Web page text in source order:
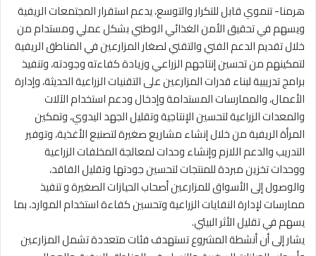
هرمنا- تنموي قابل للتكرار والتوسع، يدعم استقرار المجتمعات الريفية
ويسهم في تحقيق الأمن الغذائي الوطني بشكل عملي ومستدام من
خلال تقديم الدعم الفني والتقني لصغار المزارعين في المناطق الريفية
لتمكينهم من تحسين إنتاجهم الزراعي وزيادة كفاءته وجودته، وتنفيذ
برامج تدريبية لبناء قدرات المزارعين على التقنيات الزراعية الحديثة، وإدارة
الأعمال، والممارسات المستدامة وإدخال ودعم استخدام الآلات
والمعدات الزراعية لتحسين الإنتاجية وتقليل الجهد اليدوي، وتمكين
المرأة الريفية من خلال إنشاء مشاريع صغيرة لتصنيع الأغذية، وتوفير
التدريب والدعم اللازم وإنشاء وحدات لمعالجة المخلفات الزراعية
ووحدات تخزين مبردة للمنتجات لتحسين جودتها وتقليل الفاقد،
والوصول إلى الأسواق للمزارعين أصحاب الحيازات الصغيرة و تنفيذ
ممارسات لإدارة النفايات الزراعية وتحسين كفاءة استخدام الموارد، بما
يسهم في تقليل الأثر البيئي.
يشار إلى أن أنشطة المشروع تستهدف فئات متعددة تشمل المزارعين